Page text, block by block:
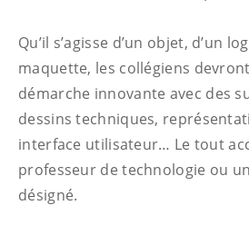
Qu’il s’agisse d’un objet, d’un
maquette, les collégiens
démarche innovante avec des
dessins techniques,
interface utilisateur… Le tout
professeur de technologie ou
désigné.